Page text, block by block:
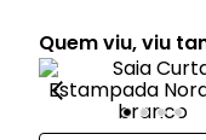
Quem viu, viu